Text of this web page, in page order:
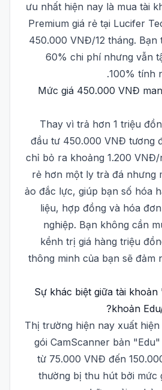
ưu nhất hiện nay là mua tài
Premium giá rẻ tại Lucifer
450.000 VNĐ/12 tháng. Bạn
60% chi phí nhưng vẫn
100% tính
Mức giá 450.000 VNĐ
Thay vì trả hơn 1 triệu
đầu tư 450.000 VNĐ tương
chỉ bỏ ra khoảng 1.200
rẻ hơn một ly trà đá nhưng
ảo đắc lực, giúp bạn số hóa
liệu, hợp đồng và hóa
nghiệp. Bạn không cần
kềnh trị giá hàng triệu
thông minh của bạn sẽ đảm
Sự khác biệt giữa tài
khoản
Thị trường hiện nay xuất
gói CamScanner bản
từ 75.000 VNĐ đến
thường bị thu hút bởi mức